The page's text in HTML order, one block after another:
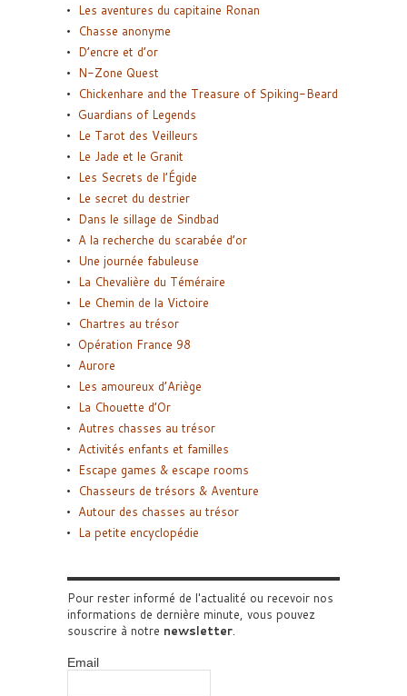
Les aventures du capitaine Ronan
Chasse anonyme
D’encre et d’or
N-Zone Quest
Chickenhare and the Treasure of Spiking-Beard
Guardians of Legends
Le Tarot des Veilleurs
Le Jade et le Granit
Les Secrets de l’Égide
Le secret du destrier
Dans le sillage de Sindbad
A la recherche du scarabée d’or
Une journée fabuleuse
La Chevalière du Téméraire
Le Chemin de la Victoire
Chartres au trésor
Opération France 98
Aurore
Les amoureux d’Ariège
La Chouette d’Or
Autres chasses au trésor
Activités enfants et familles
Escape games & escape rooms
Chasseurs de trésors & Aventure
Autour des chasses au trésor
La petite encyclopédie
Pour rester informé de l'actualité ou recevoir nos
informations de dernière minute, vous pouvez
souscrire à notre newsletter
Email